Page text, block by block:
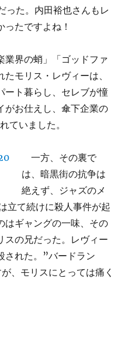
った。内田裕也さんもレ
たですよね！
界の蛸」「ゴッドファ
モリス・レヴィーは、
ート暮らし、セレブが憧
がお仕えし、傘下企業の
ていました。
一方、その裏で
は、暗黒街の抗争は
絶えず、ジャズのメ
立て続けに殺人事件が起
はギャングの一味、その
スの兄だった。レヴィー
された。”バードラン
、モリスにとっては痛く